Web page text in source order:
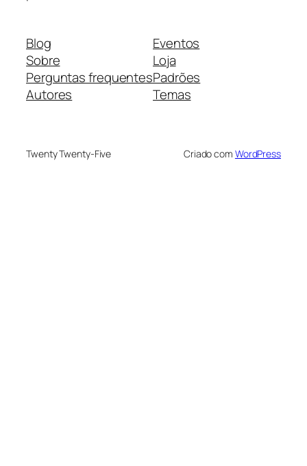
Blog
Sobre
Perguntas frequentes
Autores
Eventos
Loja
Padrões
Temas
Twenty Twenty-Five Criado com WordPress